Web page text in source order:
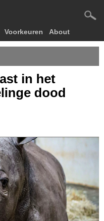
Voorkeuren About
in het
dood